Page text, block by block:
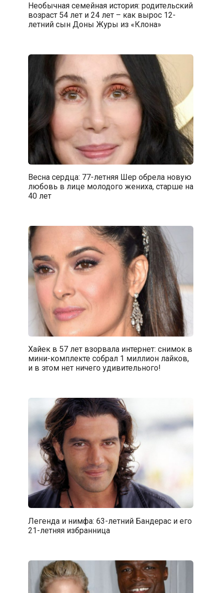
Необычная семейная история: родительский
возраст 54 лет и 24 лет – как вырос 12-
летний сын Доны Журы из «Клона»
Весна сердца: 77-летняя Шер обрела новую
любовь в лице молодого жениха, старше на
40 лет
Хайек в 57 лет взорвала интернет: снимок в
мини-комплекте собрал 1 миллион лайков,
и в этом нет ничего удивительного!
Легенда и нимфа: 63-летний Бандерас и его
21-летняя избранница